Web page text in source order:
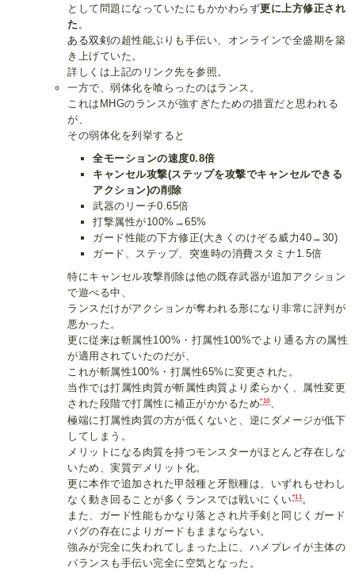
として問題になっていたにもかかわらず更に上方修正され
た 。
ある双剣の超性能ぶりも手伝い、オンラインで全盛期を築
き上げていた。
詳しくは上記のリンク先を参照。
一方で、弱体化を喰らったのはランス。
これはMHGのランスが強すぎたための措置だと思われる
が、
その弱体化を列挙すると
全モーションの速度0.8倍
キャンセル攻撃(ステップを攻撃でキャンセルできる
アクション)の削除
武器のリーチ0.65倍
打撃属性が100%→65%
ガード性能の下方修正(大きくのけぞる威力40→30)
ガード、ステップ、突進時の消費スタミナ1.5倍
特にキャンセル攻撃削除は他の既存武器が追加アクション
で遊べる中、
ランスだけがアクションが奪われる形になり非常に評判が
悪かった。
更に従来は斬属性100%・打属性100%でより通る方の属性
が適用されていたのだが、
これが斬属性100%・打属性65%に変更された。
当作では打属性肉質が斬属性肉質より柔らかく、属性変更
された段階で打属性に補正がかかるため*10、
極端に打属性肉質の方が低くないと、逆にダメージが低下
してしまう。
メリットになる肉質を持つモンスターがほとんど存在しな
いため、実質デメリット化。
更に本作で追加された甲殻種と牙獣種は、いずれもせわし
なく動き回ることが多くランスでは戦いにくい*11。
また、ガード性能もかなり落とされ片手剣と同じくガード
バグの存在によりガードもままならない。
強みが完全に失われてしまった上に、ハメプレイが主体の
バランスも手伝い完全に空気となった。